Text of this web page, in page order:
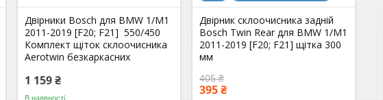
Двірники Bosch для BMW 1/M1
2011-2019 [F20; F21] 550/450
Комплект щіток склоочисника
Aerotwin безкаркасних
1 159 ₴
В наявності
Двірник склоочисника задній
Bosch Twin Rear для BMW 1/M1
2011-2019 [F20; F21] щітка 300
мм
405 ₴
395 ₴